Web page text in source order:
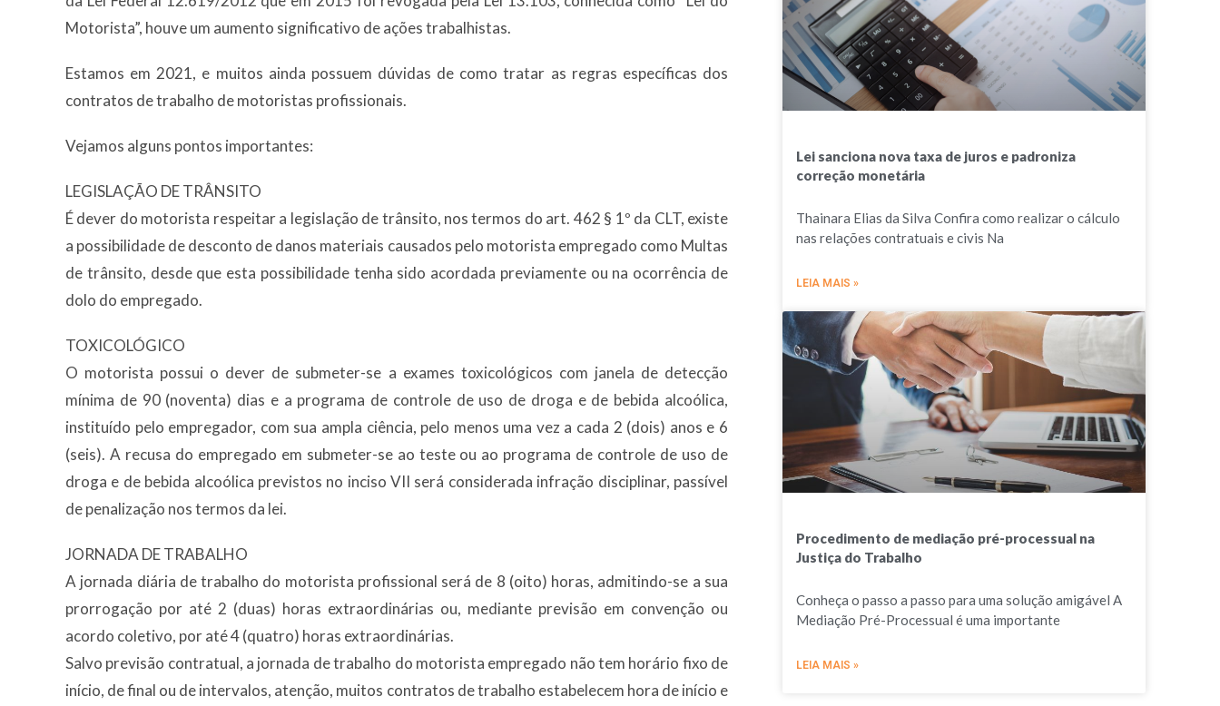
Motorista”, houve um aumento significativo de ações trabalhistas.
Estamos em 2021, e muitos ainda possuem dúvidas de como tratar as regras específicas dos
contratos de trabalho de motoristas profissionais.
Vejamos alguns pontos importantes:
LEGISLAÇÃO DE TRÂNSITO
É dever do motorista respeitar a legislação de trânsito, nos termos do art. 462 § 1º da CLT, existe
a possibilidade de desconto de danos materiais causados pelo motorista empregado como Multas
de trânsito, desde que esta possibilidade tenha sido acordada previamente ou na ocorrência de
dolo do empregado.
TOXICOLÓGICO
O motorista possui o dever de submeter-se a exames toxicológicos com janela de detecção
mínima de 90 (noventa) dias e a programa de controle de uso de droga e de bebida alcoólica,
instituído pelo empregador, com sua ampla ciência, pelo menos uma vez a cada 2 (dois) anos e 6
(seis). A recusa do empregado em submeter-se ao teste ou ao programa de controle de uso de
droga e de bebida alcoólica previstos no inciso VII será considerada infração disciplinar, passível
de penalização nos termos da lei.
JORNADA DE TRABALHO
A jornada diária de trabalho do motorista profissional será de 8 (oito) horas, admitindo-se a sua
prorrogação por até 2 (duas) horas extraordinárias ou, mediante previsão em convenção ou
acordo coletivo, por até 4 (quatro) horas extraordinárias.
Salvo previsão contratual, a jornada de trabalho do motorista empregado não tem horário fixo de
início, de final ou de intervalos, atenção, muitos contratos de trabalho estabelecem hora de início e
Lei sanciona nova taxa de juros e padroniza
correção monetária
Thainara Elias da Silva Confira como realizar o cálculo
nas relações contratuais e civis Na
LEIA MAIS »
Procedimento de mediação pré-processual na
Justiça do Trabalho
Conheça o passo a passo para uma solução amigável A
Mediação Pré-Processual é uma importante
LEIA MAIS »